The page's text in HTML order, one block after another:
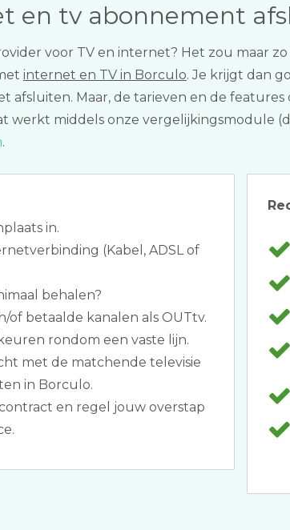
en tv abonnement
voor TV en internet? Het zou maar
internet en TV in Borculo. Je krijgt dan
afsluiten. Maar, de tarieven en de
werkt middels onze vergelijkingsmodule
.
in.
(Kabel, ADSL of
behalen?
of betaalde kanalen als OUTtv.
rondom een vaste lijn.
met de matchende televisie
in Borculo.
en regel jouw overstap